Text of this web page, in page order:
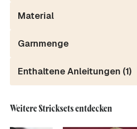
Material
Garnmenge
Enthaltene Anleitungen (1)
Weitere Stricksets entdecken